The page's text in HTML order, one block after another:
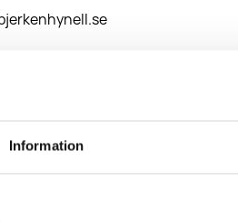
Information